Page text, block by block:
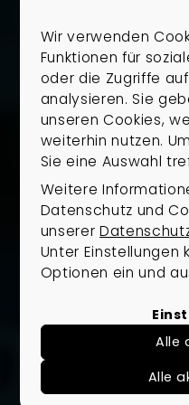
realistisch und
Abschluss
Mit großer
er sorgfältig
Verkauf durch.
überzeugendes
von einem
Fotografen.
Herr
mich
Zeit, um mich
führte den
zügig, zu den
Terminen und
Zufriedenheit
Benötigen
Verkauf
Wir führen Sie gerne
Verkaufsprozess
gleichzeitig auf
Immobilie. Sprechen
Erfahrenes
Ihre Vision
Breites
Immobilien
Verkauf mit
Vertrauen und
Wir verwenden
Funktionen für
oder die Zugriffe
analysieren. Sie
unseren Cookies,
weiterhin nutzen.
Sie eine Auswahl
Weitere
Datenschutz und
unserer
Unter Einstellungen
Optionen ein und
Alle
Alle